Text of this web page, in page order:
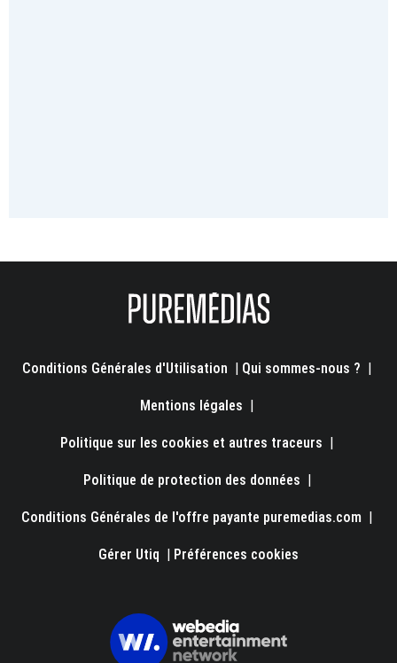
Conditions Générales d'Utilisation | Qui sommes-nous ? |
Mentions légales |
Politique sur les cookies et autres traceurs |
Politique de protection des données |
Conditions Générales de l'offre payante puremedias.com |
Gérer Utiq | Préférences cookies